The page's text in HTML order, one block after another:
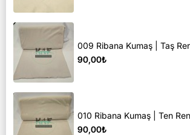
009 Ribana Kumaş | Taş
90,00₺
010 Ribana Kumaş | Ten
90,00₺